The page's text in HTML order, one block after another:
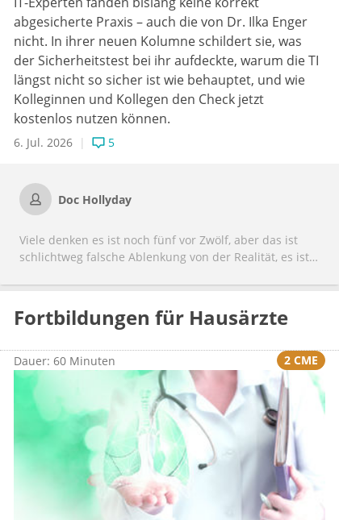
abgesicherte Praxis – auch die von Dr. Ilka Enger
nicht. In ihrer neuen Kolumne schildert sie, was
der Sicherheitstest bei ihr aufdeckte, warum die TI
längst nicht so sicher ist wie behauptet, und wie
Kolleginnen und Kollegen den Check jetzt
kostenlos nutzen können.
6. Jul. 2026 5
Doc Hollyday
Viele denken es ist noch fünf vor Zwölf, aber das ist
schlichtweg falsche Ablenkung von der Realität, es ist
nach vollständigem Systemzusammenbruch dieser
veralteten Pflickschusterei möglicherweise bessere
Lösungen entstehen, siehe Bsp Baltischen Staaten, in
vorher nix da war, mit unserer und gerader deutscher
Methode ist positive optimistische Sicht Sinn,,
Verstandlose,, Gewollte,, Augenwischerei, bin über 65
Jahre, freiwillig so schnell als möglich aus dem
Versorgungswerk in die Rente ausgestiegen und
arbeite solange es halbwegs,, erträglich,, ist für mein
Praxisteam,, Arbeitsplätze,, und meine,, Patienten,,
auch für die noch jüngere Kollegin etwas weiter, in
diesem Sinne in gewissem Positiven Denke das in
Zukunft doch etwas GUTES entstehen kann,, muss,, usw
Fortbildungen für Hausärzte
Dauer: 60 Minuten 2 CME